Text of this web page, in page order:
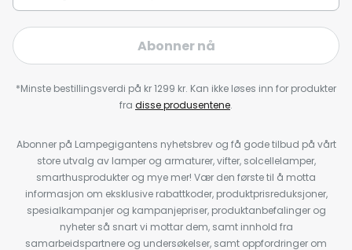
Abonner nå
*Minste bestillingsverdi på kr 1299 kr. Kan ikke løses inn for produkter
fra disse produsentene.
Abonner på Lampegigantens nyhetsbrev og få gode tilbud på vårt
store utvalg av lamper og armaturer, vifter, solcellelamper,
smarthusprodukter og mye mer! Vær den første til å motta
informasjon om eksklusive rabattkoder, produktprisreduksjoner,
spesialkampanjer og kampanjepriser, produktanbefalinger og
nyheter så snart vi mottar dem, samt innhold fra
samarbeidspartnere og undersøkelser, samt oppfordringer om